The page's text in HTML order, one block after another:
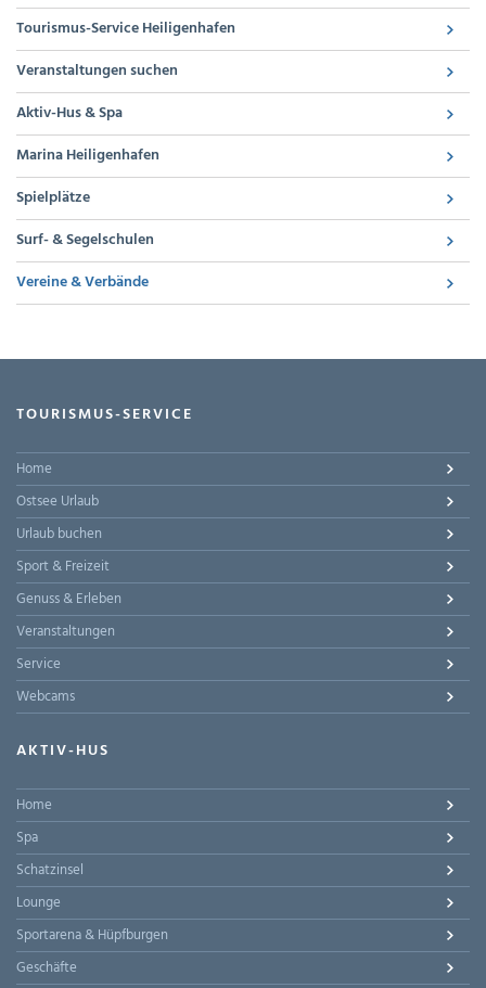
Tourismus-Service Heiligenhafen
Veranstaltungen suchen
Aktiv-Hus & Spa
Marina Heiligenhafen
Spielplätze
Surf- & Segelschulen
Vereine & Verbände
TOURISMUS-SERVICE
Home
Ostsee Urlaub
Urlaub buchen
Sport & Freizeit
Genuss & Erleben
Veranstaltungen
Service
Webcams
AKTIV-HUS
Home
Spa
Schatzinsel
Lounge
Sportarena & Hüpfburgen
Geschäfte